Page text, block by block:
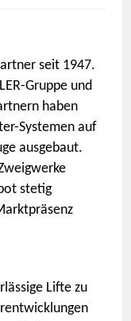
seit 1947.
Gruppe und
haben
Systemen auf
ausgebaut.
stetig
Lifte zu